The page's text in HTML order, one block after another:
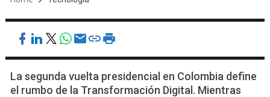
La segunda vuelta presidencial en Colombia define
el rumbo de la Transformación Digital. Mientras